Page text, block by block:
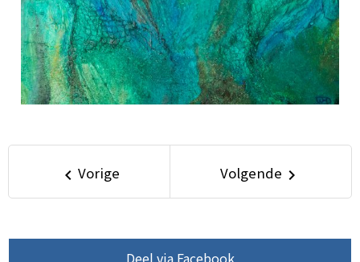
keyboard_arrow_leftVorige Volgende keyboard_arrow_right
Deel via Facebook